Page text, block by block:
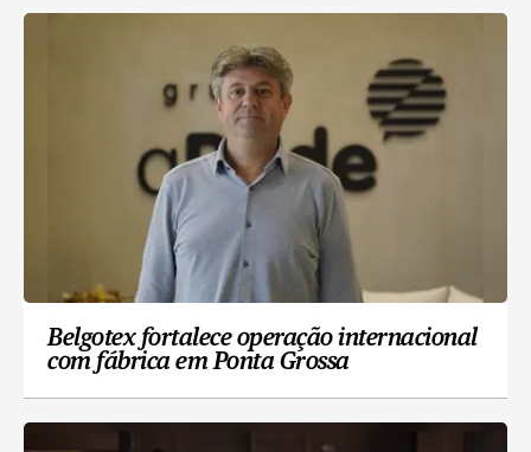
Belgotex fortalece operação internacional
com fábrica em Ponta Grossa